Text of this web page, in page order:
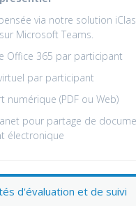
via notre solution
Microsoft Teams.
Office 365 par participant
par participant
numérique (PDF ou Web)
pour partage de
électronique
d'évaluation et de suivi